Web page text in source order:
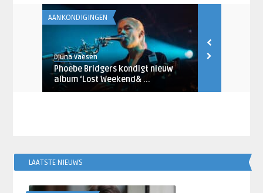
AANKONDIGINGEN
Djuna Vaesen
Phoebe Bridgers kondigt nieuw
album ‘Lost Weekend& ...
LAATSTE NIEUWS